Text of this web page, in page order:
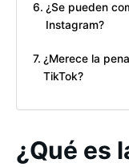
¿Se pueden
Instagram?
¿Merece la
TikTok?
¿Qué es